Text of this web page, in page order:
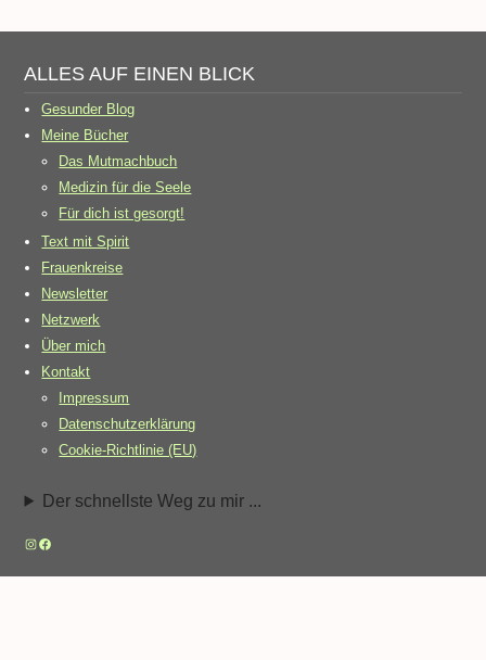
ALLES AUF EINEN BLICK
Gesunder Blog
Meine Bücher
Das Mutmachbuch
Medizin für die Seele
Für dich ist gesorgt!
Text mit Spirit
Frauenkreise
Newsletter
Netzwerk
Über mich
Kontakt
Impressum
Datenschutzerklärung
Cookie-Richtlinie (EU)
Der schnellste Weg zu mir ...
Instagram
Facebook